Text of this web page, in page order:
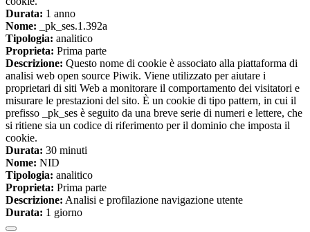
Durata: 1 anno
Nome: _pk_ses.1.392a
Tipologia: analitico
Proprieta: Prima parte
Descrizione: Questo nome di cookie è associato alla piattaforma di
analisi web open source Piwik. Viene utilizzato per aiutare i
proprietari di siti Web a monitorare il comportamento dei visitatori e
misurare le prestazioni del sito. È un cookie di tipo pattern, in cui il
prefisso _pk_ses è seguito da una breve serie di numeri e lettere, che
si ritiene sia un codice di riferimento per il dominio che imposta il
cookie.
Durata: 30 minuti
Nome: NID
Tipologia: analitico
Proprieta: Prima parte
Descrizione: Analisi e profilazione navigazione utente
Durata: 1 giorno